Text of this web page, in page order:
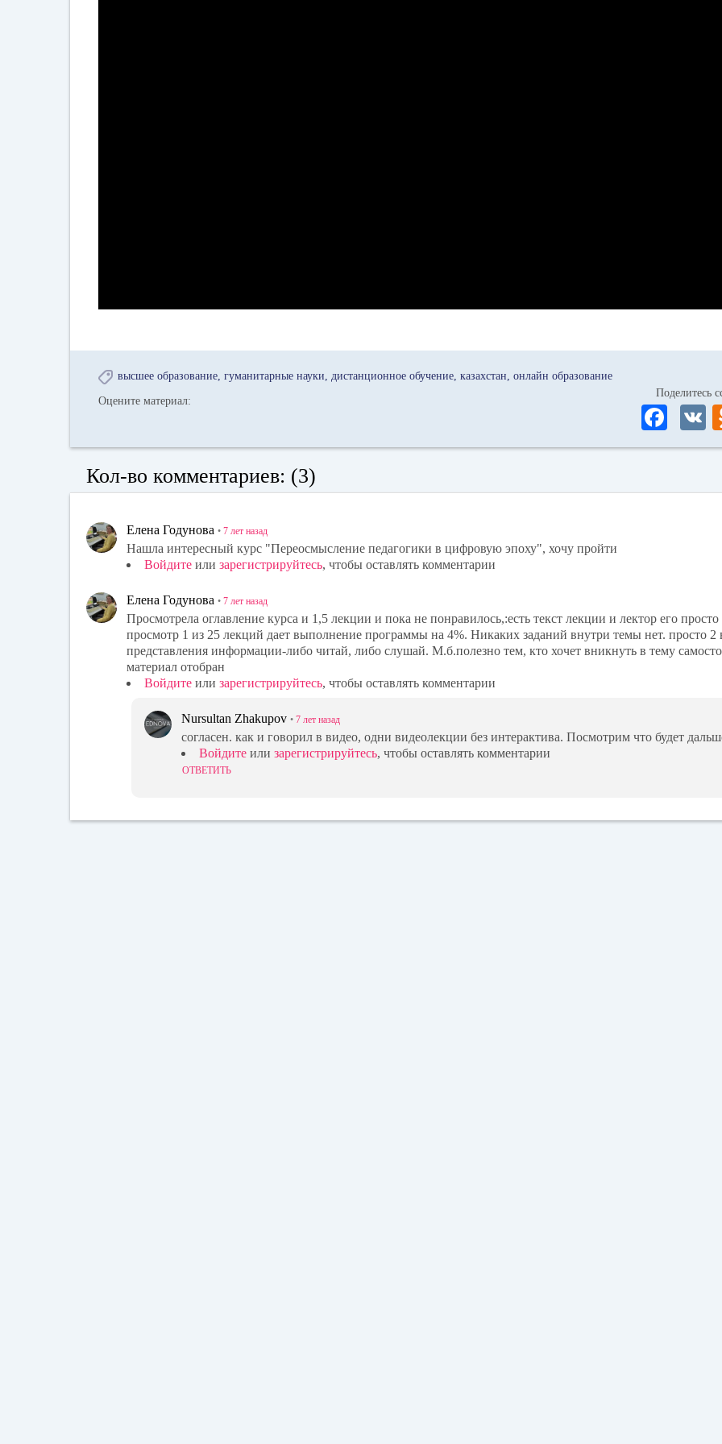
высшее образование гуманитарные науки дистанционное обучение казахстан онлайн образование
Оцените материал:
Поделитесь
Fa
ce
ok
Кол-во комментариев: (3)
Елена Годунова • 7 лет назад
Нашла интересный курс "Переосмысление педагогики в цифровую эпоху", хочу пройти
Войдите или зарегистрируйтесь, чтобы оставлять комментарии
Елена Годунова • 7 лет назад
Просмотрела оглавление курса и 1,5 лекции и пока не понравилось,:есть текст лекции и лектор его просто
просмотр 1 из 25 лекций дает выполнение программы на 4%. Никаких заданий внутри темы нет. просто 2
представления информации-либо читай, либо слушай. М.б.полезно тем, кто хочет вникнуть в тему
материал отобран
Войдите или зарегистрируйтесь, чтобы оставлять комментарии
Nursultan Zhakupov • 7 лет назад
согласен. как и говорил в видео, одни видеолекции без интерактива. Посмотрим что будет
Войдите или зарегистрируйтесь, чтобы оставлять комментарии
ОТВЕТИТЬ